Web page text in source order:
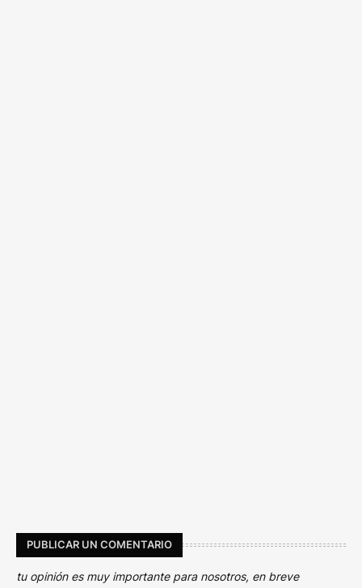
PUBLICAR UN COMENTARIO
tu opinión es muy importante para nosotros, en breve